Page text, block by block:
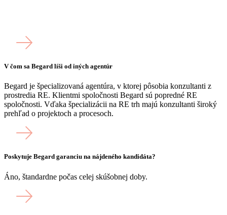
V čom sa Begard líši od iných agentúr
Begard je špecializovaná agentúra, v ktorej pôsobia konzultanti z
prostredia RE. Klientmi spoločnosti Begard sú popredné RE
spoločnosti. Vďaka špecializácii na RE trh majú konzultanti široký
prehľad o projektoch a procesoch.
Poskytuje Begard garanciu na nájdeného kandidáta?
Áno, štandardne počas celej skúšobnej doby.